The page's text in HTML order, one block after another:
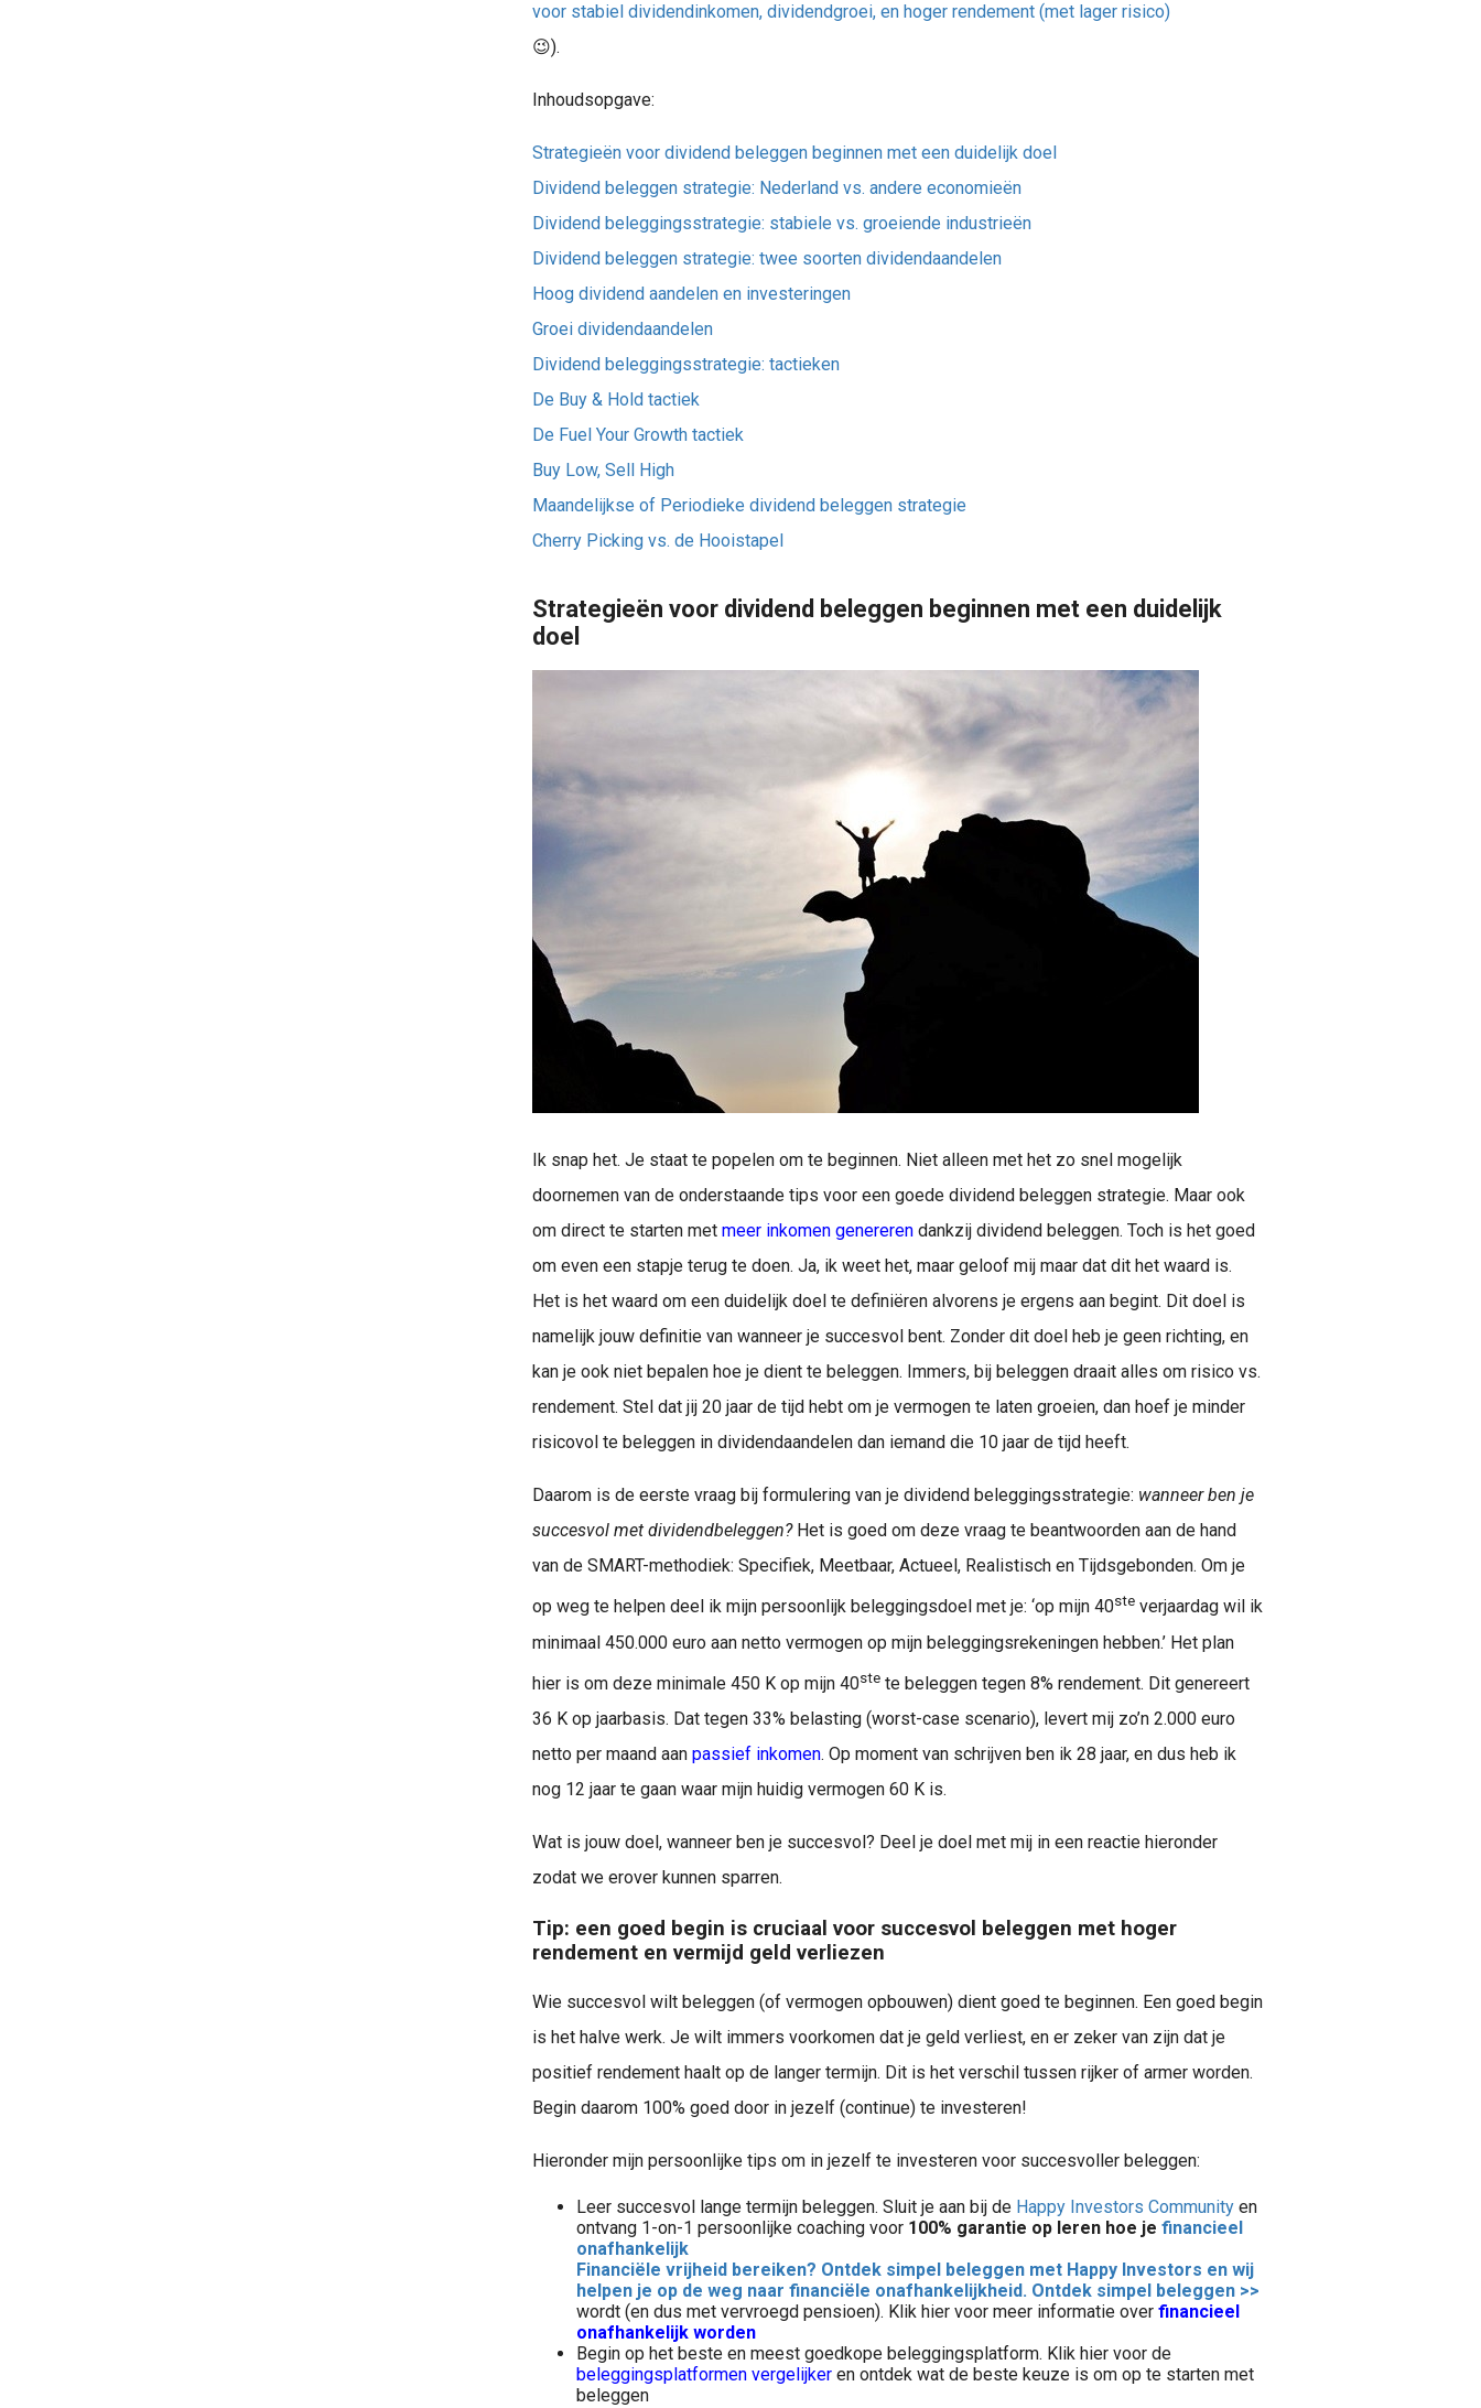
voor stabiel dividendinkomen, dividendgroei, en hoger rendement (met lager risico)
😉).
Inhoudsopgave:
Strategieën voor dividend beleggen beginnen met een duidelijk doel
Dividend beleggen strategie: Nederland vs. andere economieën
Dividend beleggingsstrategie: stabiele vs. groeiende industrieën
Dividend beleggen strategie: twee soorten dividendaandelen
Hoog dividend aandelen en investeringen
Groei dividendaandelen
Dividend beleggingsstrategie: tactieken
De Buy & Hold tactiek
De Fuel Your Growth tactiek
Buy Low, Sell High
Maandelijkse of Periodieke dividend beleggen strategie
Cherry Picking vs. de Hooistapel
Strategieën voor dividend beleggen beginnen met een duidelijk
doel
Ik snap het. Je staat te popelen om te beginnen. Niet alleen met het zo snel mogelijk
doornemen van de onderstaande tips voor een goede dividend beleggen strategie. Maar ook
om direct te starten met meer inkomen genereren dankzij dividend beleggen. Toch is het goed
om even een stapje terug te doen. Ja, ik weet het, maar geloof mij maar dat dit het waard is.
Het is het waard om een duidelijk doel te definiëren alvorens je ergens aan begint. Dit doel is
namelijk jouw definitie van wanneer je succesvol bent. Zonder dit doel heb je geen richting, en
kan je ook niet bepalen hoe je dient te beleggen. Immers, bij beleggen draait alles om risico vs.
rendement. Stel dat jij 20 jaar de tijd hebt om je vermogen te laten groeien, dan hoef je minder
risicovol te beleggen in dividendaandelen dan iemand die 10 jaar de tijd heeft.
Daarom is de eerste vraag bij formulering van je dividend beleggingsstrategie: wanneer ben je
succesvol met dividendbeleggen? Het is goed om deze vraag te beantwoorden aan de hand
van de SMART-methodiek: Specifiek, Meetbaar, Actueel, Realistisch en Tijdsgebonden. Om je
op weg te helpen deel ik mijn persoonlijk beleggingsdoel met je: ‘op mijn 40ste verjaardag wil ik
minimaal 450.000 euro aan netto vermogen op mijn beleggingsrekeningen hebben.’ Het plan
hier is om deze minimale 450 K op mijn 40ste te beleggen tegen 8% rendement. Dit genereert
36 K op jaarbasis. Dat tegen 33% belasting (worst-case scenario), levert mij zo’n 2.000 euro
netto per maand aan passief inkomen. Op moment van schrijven ben ik 28 jaar, en dus heb ik
nog 12 jaar te gaan waar mijn huidig vermogen 60 K is.
Wat is jouw doel, wanneer ben je succesvol? Deel je doel met mij in een reactie hieronder
zodat we erover kunnen sparren.
Tip: een goed begin is cruciaal voor succesvol beleggen met hoger
rendement en vermijd geld verliezen
Wie succesvol wilt beleggen (of vermogen opbouwen) dient goed te beginnen. Een goed begin
is het halve werk. Je wilt immers voorkomen dat je geld verliest, en er zeker van zijn dat je
positief rendement haalt op de langer termijn. Dit is het verschil tussen rijker of armer worden.
Begin daarom 100% goed door in jezelf (continue) te investeren!
Hieronder mijn persoonlijke tips om in jezelf te investeren voor succesvoller beleggen:
Leer succesvol lange termijn beleggen. Sluit je aan bij de Happy Investors Community en
ontvang 1-on-1 persoonlijke coaching voor 100% garantie op leren hoe je financieel
onafhankelijk
Financiële vrijheid bereiken? Ontdek simpel beleggen met Happy Investors en wij
helpen je op de weg naar financiële onafhankelijkheid. Ontdek simpel beleggen >>
wordt (en dus met vervroegd pensioen). Klik hier voor meer informatie over financieel
onafhankelijk worden
Begin op het beste en meest goedkope beleggingsplatform. Klik hier voor de
beleggingsplatformen vergelijker en ontdek wat de beste keuze is om op te starten met
beleggen